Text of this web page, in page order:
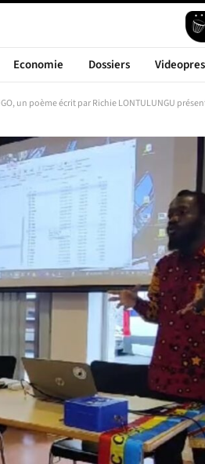
Economie Dossiers
un poème écrit par Richie LONTULUNGU